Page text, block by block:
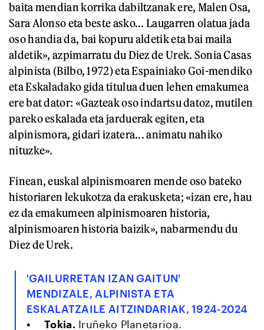
baita mendian korrika dabiltzanak ere, Malen Osa,
Sara Alonso eta beste asko... Laugarren olatua jada
oso handia da, bai kopuru aldetik eta bai maila
aldetik», azpimarratu du Diez de Urek. Sonia Casas
alpinista (Bilbo, 1972) eta Espainiako Goi-mendiko
eta Eskaladako gida titulua duen lehen emakumea
ere bat dator: «Gazteak oso indartsu datoz, mutilen
pareko eskalada eta jarduerak egiten, eta
alpinismora, gidari izatera... animatu nahiko
nituzke».
Finean, euskal alpinismoaren mende oso bateko
historiaren lekukotza da erakusketa; «izan ere, hau
ez da emakumeen alpinismoaren historia,
alpinismoaren historia baizik», nabarmendu du
Diez de Urek.
'GAILURRETAN IZAN GAITUN'
MENDIZALE, ALPINISTA ETA
ESKALATZAILE AITZINDARIAK, 1924-2024
Tokia.Iruñeko Planetarioa.